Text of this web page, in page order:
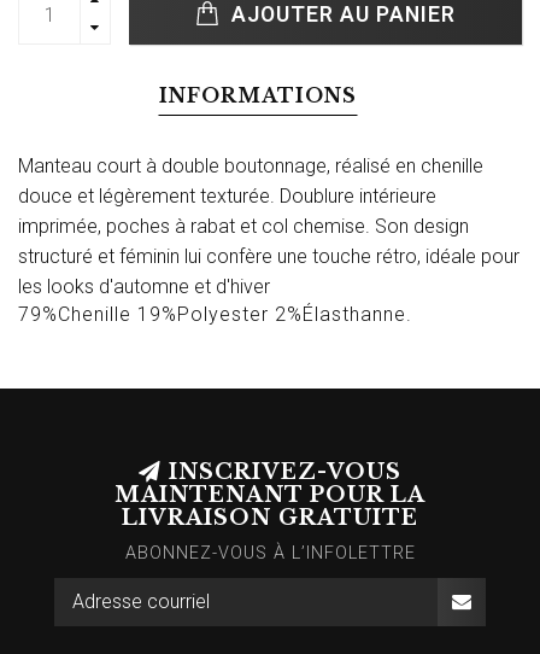
AJOUTER AU PANIER
INFORMATIONS
Manteau court à double boutonnage, réalisé en chenille
douce et légèrement texturée. Doublure intérieure
imprimée, poches à rabat et col chemise. Son design
structuré et féminin lui confère une touche rétro, idéale pour
les looks d'automne et d'hiver
79%Chenille 19%Polyester 2%Élasthanne.
INSCRIVEZ-VOUS
MAINTENANT POUR LA
LIVRAISON GRATUITE
ABONNEZ-VOUS À L’INFOLETTRE